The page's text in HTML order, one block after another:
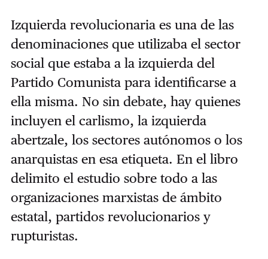
Izquierda revolucionaria es una de las
denominaciones que utilizaba el sector
social que estaba a la izquierda del
Partido Comunista para identificarse a
ella misma. No sin debate, hay quienes
incluyen el carlismo, la izquierda
abertzale, los sectores autónomos o los
anarquistas en esa etiqueta. En el libro
delimito el estudio sobre todo a las
organizaciones marxistas de ámbito
estatal, partidos revolucionarios y
rupturistas.